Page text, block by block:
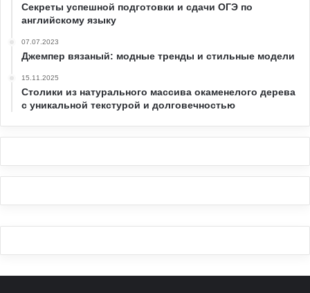
Секреты успешной подготовки и сдачи ОГЭ по
английскому языку
07.07.2023
Джемпер вязаный: модные тренды и стильные модели
15.11.2025
Столики из натурального массива окаменелого дерева
с уникальной текстурой и долговечностью